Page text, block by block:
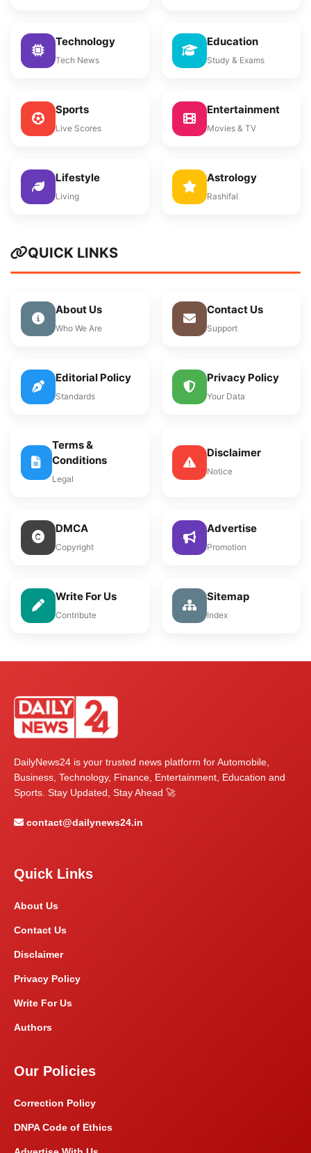
Technology
Tech News
Education
Study & Exams
Sports
Live Scores
Entertainment
Movies & TV
Lifestyle
Living
Astrology
Rashifal
QUICK LINKS
About Us
Who We Are
Contact Us
Support
Editorial Policy
Standards
Privacy Policy
Your Data
Terms &
Conditions
Legal
Disclaimer
Notice
DMCA
Copyright
Advertise
Promotion
Write For Us
Contribute
Sitemap
Index
DailyNews24 is your trusted news platform for Automobile,
Business, Technology, Finance, Entertainment, Education and
Sports. Stay Updated, Stay Ahead 🚀
contact@dailynews24.in
Quick Links
About Us
Contact Us
Disclaimer
Privacy Policy
Write For Us
Authors
Our Policies
Correction Policy
DNPA Code of Ethics